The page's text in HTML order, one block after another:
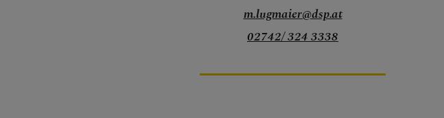
m.lugmaier@dsp.at
02742/ 324 3338